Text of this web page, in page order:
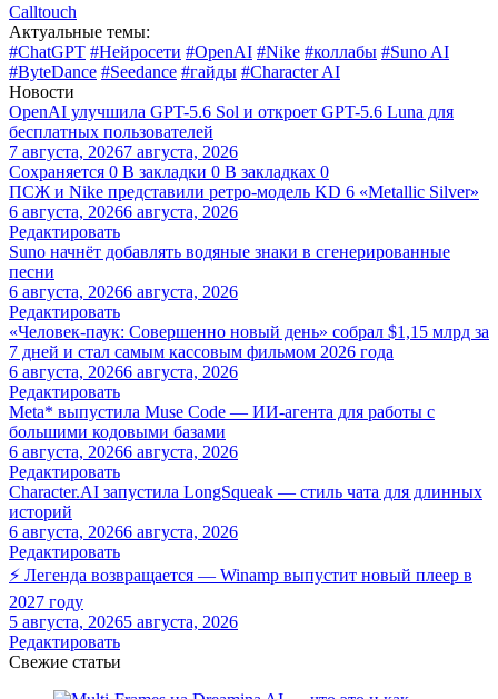
Calltouch
Актуальные темы:
#ChatGPT #Нейросети #OpenAI #Nike #коллабы #Suno AI
#ByteDance #Seedance #гайды #Character AI
Новости
OpenAI улучшила GPT-5.6 Sol и откроет GPT-5.6 Luna для
бесплатных пользователей
7 августа, 20267 августа, 2026
Сохраняется 0 В закладки 0 В закладках 0
ПСЖ и Nike представили ретро-модель KD 6 «Metallic Silver»
6 августа, 20266 августа, 2026
Редактировать
Suno начнёт добавлять водяные знаки в сгенерированные
песни
6 августа, 20266 августа, 2026
Редактировать
«Человек-паук: Совершенно новый день» собрал $1,15 млрд за
7 дней и стал самым кассовым фильмом 2026 года
6 августа, 20266 августа, 2026
Редактировать
Meta* выпустила Muse Code — ИИ-агента для работы с
большими кодовыми базами
6 августа, 20266 августа, 2026
Редактировать
Character.AI запустила LongSqueak — стиль чата для длинных
историй
6 августа, 20266 августа, 2026
Редактировать
⚡ Легенда возвращается — Winamp выпустит новый плеер в
2027 году
5 августа, 20265 августа, 2026
Редактировать
Свежие статьи